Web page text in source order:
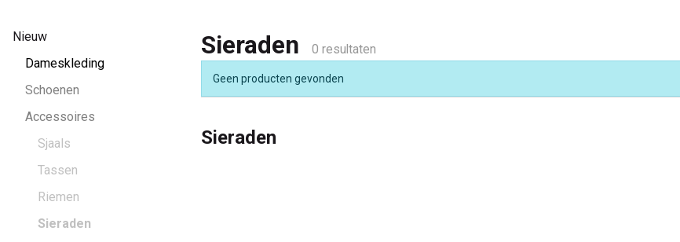
Sieraden
Noteboom
Woman
Nieuw
Dameskleding
Schoenen
Accessoires
Sjaals
Tassen
Riemen
Sieraden
Sieraden 0 resultaten
Geen producten gevonden
Sieraden